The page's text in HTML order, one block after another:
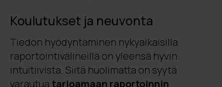
Koulutukset ja neuvonta
Tiedon hyödyntäminen nykyaikaisilla
raportointivälineillä on yleensä hyvin
intuitiivista. Siitä huolimatta on syytä
varautua tarjoamaan raportoinnin